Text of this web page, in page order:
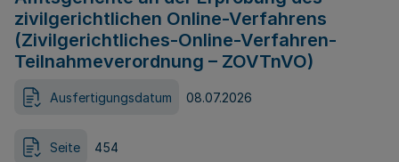
zivilgerichtlichen Online-Verfahrens
(Zivilgerichtliches-Online-Verfahren-
Teilnahmeverordnung – ZOVTnVO)
Ausfertigungsdatum 08.07.2026
Seite 454